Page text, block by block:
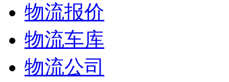
物流报价
物流车库
物流公司